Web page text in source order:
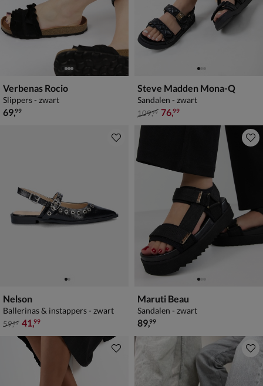
Verbenas Rocio
Slippers - zwart
€ 69,99
69,99
Steve Madden Mona-Q
Sandalen - zwart
van € 109,99 voor € 76,99
109,99 76,99
Nelson
Ballerinas & instappers - zwart
van € 59,99 voor € 41,99
59,99 41,99
Maruti Beau
Sandalen - zwart
€ 89,99
89,99